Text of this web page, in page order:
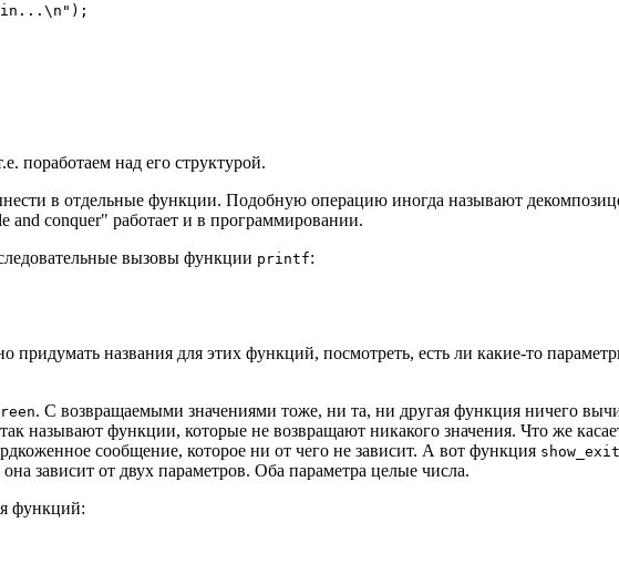
поработаем над его структурой.
в отдельные функции. Подобную операцию иногда называют
conquer" работает и в программировании.
вызовы функции printf:
названия для этих функций, посмотреть, есть ли какие-то
. С возвращаемыми значениями тоже, ни та, ни другая функция ничего
называют функции, которые не возвращают никакого значения. Что же
сообщение, которое ни от чего не зависит. А вот функция
зависит от двух параметров. Оба параметра целые числа.
функций: